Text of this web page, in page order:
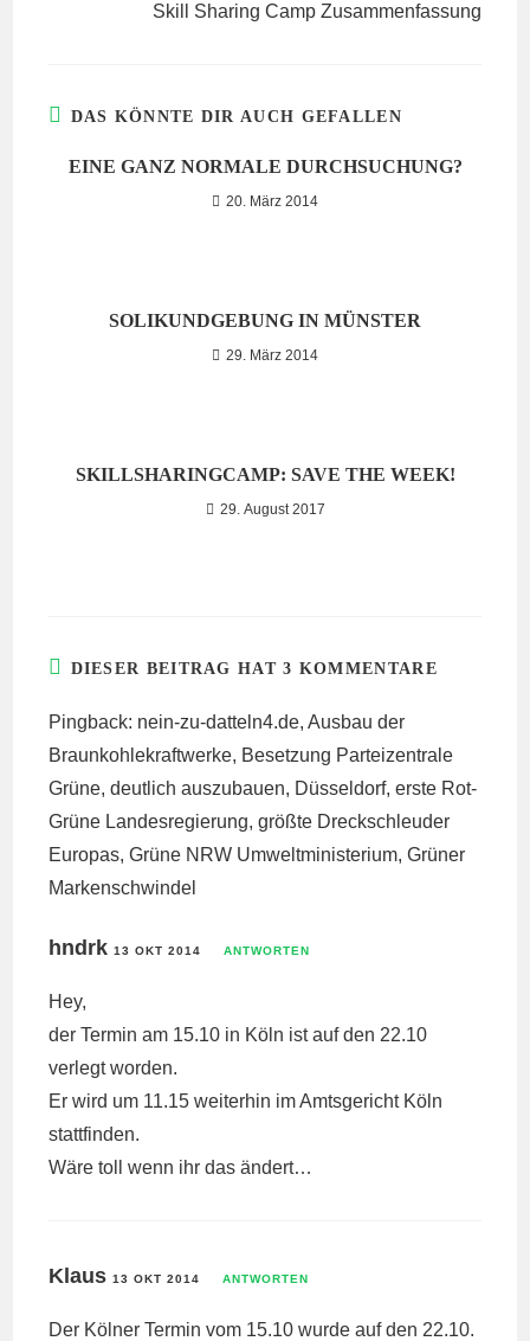
Skill Sharing Camp Zusammenfassung
DAS KÖNNTE DIR AUCH GEFALLEN
EINE GANZ NORMALE DURCHSUCHUNG?
20. März 2014
SOLIKUNDGEBUNG IN MÜNSTER
29. März 2014
SKILLSHARINGCAMP: SAVE THE WEEK!
29. August 2017
DIESER BEITRAG HAT 3 KOMMENTARE
Pingback: nein-zu-datteln4.de, Ausbau der
Braunkohlekraftwerke, Besetzung Parteizentrale
Grüne, deutlich auszubauen, Düsseldorf, erste Rot-
Grüne Landesregierung, größte Dreckschleuder
Europas, Grüne NRW Umweltministerium, Grüner
Markenschwindel
hndrk13 OKT 2014 ANTWORTEN
Hey,
der Termin am 15.10 in Köln ist auf den 22.10
verlegt worden.
Er wird um 11.15 weiterhin im Amtsgericht Köln
stattfinden.
Wäre toll wenn ihr das ändert…
Klaus13 OKT 2014 ANTWORTEN
Der Kölner Termin vom 15.10 wurde auf den 22.10.